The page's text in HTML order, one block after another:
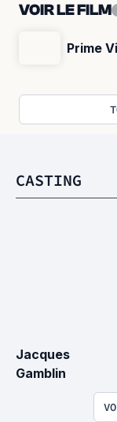
VOIR LE FILM
Prime
CASTING
Jacques
Gamblin